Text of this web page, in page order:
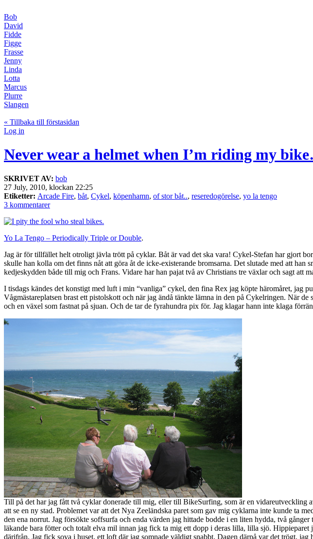
Bob
David
Fidde
Figge
Frasse
Jenny
Linda
Lotta
Marcus
Plurre
Slangen
« Tillbaka till förstasidan
Log in
Never wear a helmet when I’m riding my
SKRIVET AV: bob
27 July, 2010, klockan 22:25
Etiketter: Arcade Fire, båt, Cykel, köpenhamn, of stor båt.., reseredogörelse, yo la tengo
3 kommentarer
Yo La Tengo – Periodically Triple or Double.
Jag är för tillfället helt otroligt jävla trött på cyklar. Båt är vad det ska vara! Cykel-Stefan har gjort
skulle han kolla om det finns nåt att göra åt de icke-existerande bromsarna. Det slutade med att
kedjeskydden både till mig och Frans. Vidare har han pajat två av Christians tre växlar och sagt att
I tisdags kändes det konstigt med luft i min “vanliga” cykel, den fina Rex jag köpte häromåret, jag
Vågmästareplatsen brast ett pistolskott och när jag ändå tänkte lämna in den på Cykelringen. När
och en växel som fastnat på sjuan. Och de tar de fyrahundra pix för. Jag klagar hann inte klaga
Till på det har jag fått två cyklar donerade till mig, eller till BikeSurfing, som är en vidareutveckling
att se en ny stad. Problemet var att det Nya Zeeländska paret som gav mig cyklarna inte kunde ta
den ena norrut. Jag försökte soffsurfa och enda värden jag hittade bodde i en liten hydda, två
läkande bara fötter och totalt elva mil innan jag fick ta mig ett dopp i deras lilla, lilla sjö.
därifrån. Jag fick sova i huset, ett loft där jag somnade väldigt snabbt. Dagen därpå var det trögt,